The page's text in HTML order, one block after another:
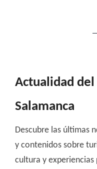
Actualidad
Salamanca
Descubre las últimas
y contenidos sobre
cultura y experiencias